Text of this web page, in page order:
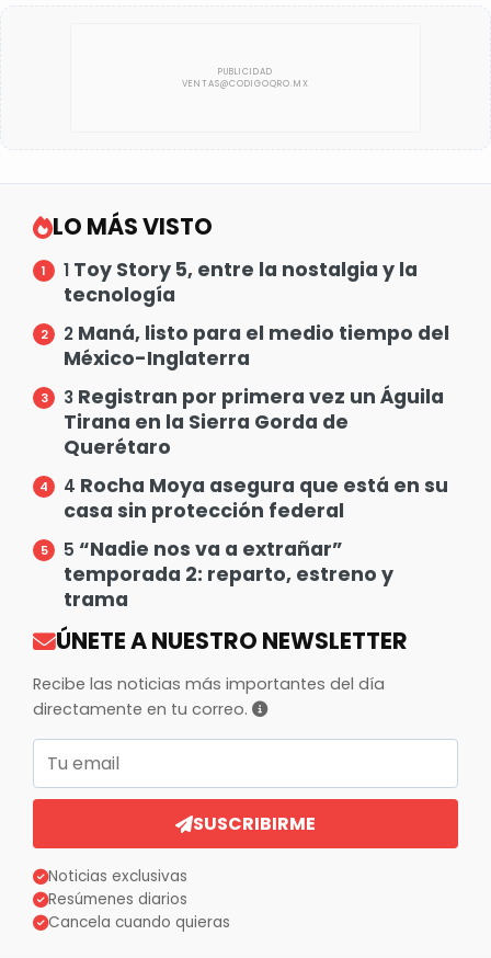
LO MÁS VISTO
1 Toy Story 5, entre la nostalgia y la
tecnología
2 Maná, listo para el medio tiempo del
México-Inglaterra
3 Registran por primera vez un Águila
Tirana en la Sierra Gorda de
Querétaro
4 Rocha Moya asegura que está en su
casa sin protección federal
5 “Nadie nos va a extrañar”
temporada 2: reparto, estreno y
trama
ÚNETE A NUESTRO NEWSLETTER
Recibe las noticias más importantes del día
directamente en tu correo.
SUSCRIBIRME
Noticias exclusivas
Resúmenes diarios
Cancela cuando quieras